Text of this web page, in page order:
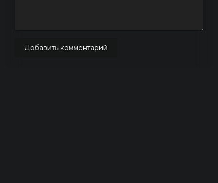
Добавить комментарий